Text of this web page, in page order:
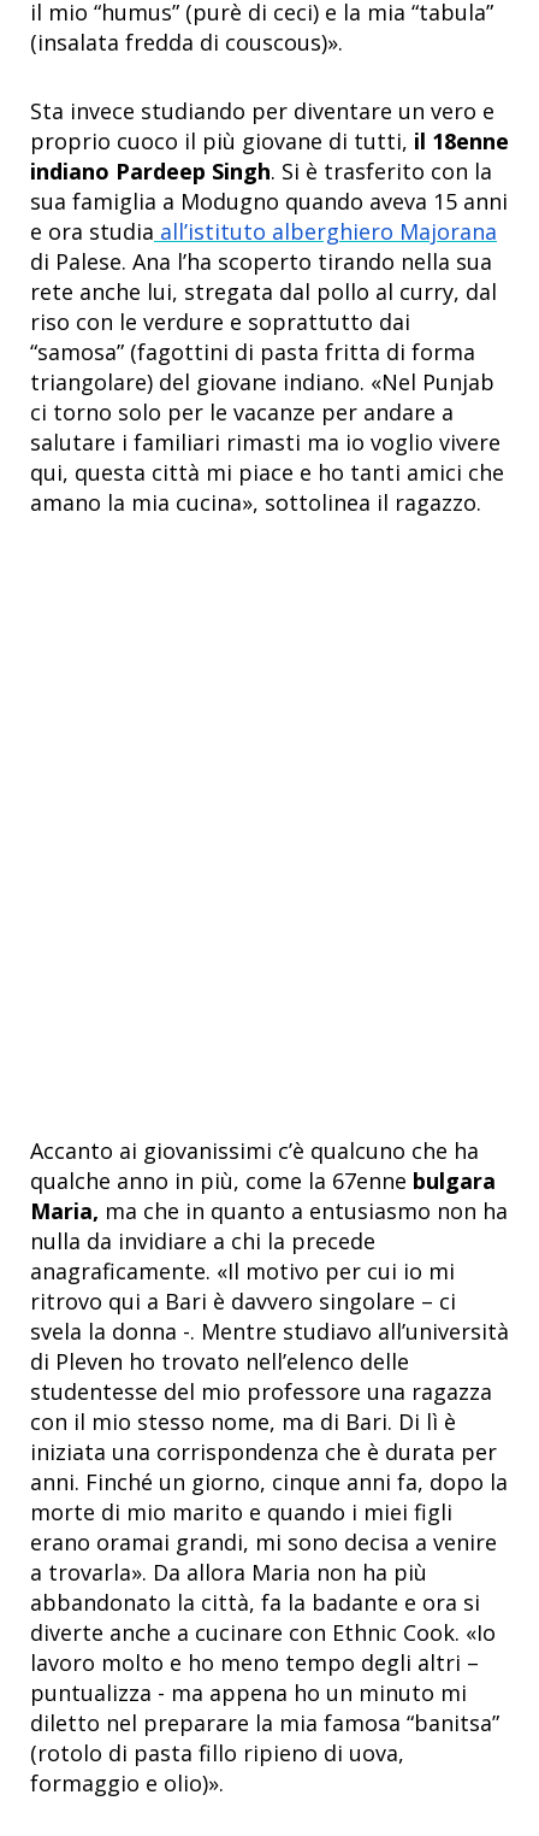
il mio “humus” (purè di ceci) e la mia “tabula”
(insalata fredda di couscous)».
Sta invece studiando per diventare un vero e
proprio cuoco il più giovane di tutti, il 18enne
indiano Pardeep Singh. Si è trasferito con la
sua famiglia a Modugno quando aveva 15 anni
e ora studia all’istituto alberghiero Majorana
di Palese. Ana l’ha scoperto tirando nella sua
rete anche lui, stregata dal pollo al curry, dal
riso con le verdure e soprattutto dai
“samosa” (fagottini di pasta fritta di forma
triangolare) del giovane indiano. «Nel Punjab
ci torno solo per le vacanze per andare a
salutare i familiari rimasti ma io voglio vivere
qui, questa città mi piace e ho tanti amici che
amano la mia cucina», sottolinea il ragazzo.
Accanto ai giovanissimi c’è qualcuno che ha
qualche anno in più, come la 67enne bulgara
Maria, ma che in quanto a entusiasmo non ha
nulla da invidiare a chi la precede
anagraficamente. «Il motivo per cui io mi
ritrovo qui a Bari è davvero singolare – ci
svela la donna -. Mentre studiavo all’università
di Pleven ho trovato nell’elenco delle
studentesse del mio professore una ragazza
con il mio stesso nome, ma di Bari. Di lì è
iniziata una corrispondenza che è durata per
anni. Finché un giorno, cinque anni fa, dopo la
morte di mio marito e quando i miei figli
erano oramai grandi, mi sono decisa a venire
a trovarla». Da allora Maria non ha più
abbandonato la città, fa la badante e ora si
diverte anche a cucinare con Ethnic Cook. «Io
lavoro molto e ho meno tempo degli altri –
puntualizza - ma appena ho un minuto mi
diletto nel preparare la mia famosa “banitsa”
(rotolo di pasta fillo ripieno di uova,
formaggio e olio)».